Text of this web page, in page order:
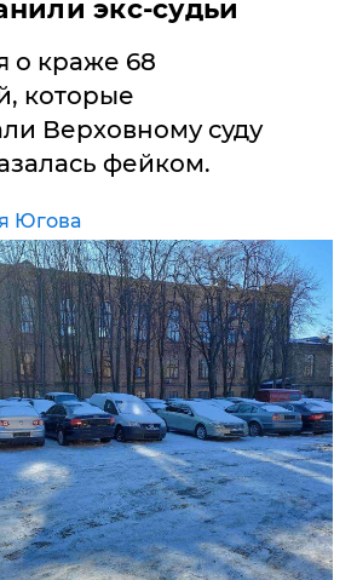
экс-судьи
о краже 68
которые
Верховному суду
фейком.
Югова